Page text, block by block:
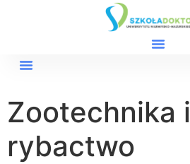
Zootechnika i
rybactwo